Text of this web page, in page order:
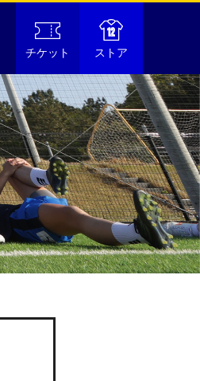
チケット ストア